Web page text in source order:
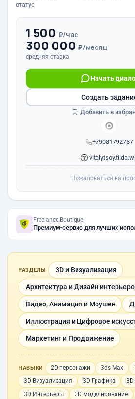
статус
1 500 ₽/час
300 000 ₽/месяц
средняя ставка
+79081792737
Начать
Создать
Добавить в
Пожаловаться на
Freelance.Boutique
Премиум-сервис для лучших
РАЗДЕЛЫ 3D и Визуализация
Архитектура и Дизайн
Видео, Анимация и Моушен
Иллюстрация и Цифровое
Маркетинг и Продвижение
НАВЫКИ 2D персонажи 3ds Max
3D Визуализация
3D Графика
3D Интерьеры
3D моделирование